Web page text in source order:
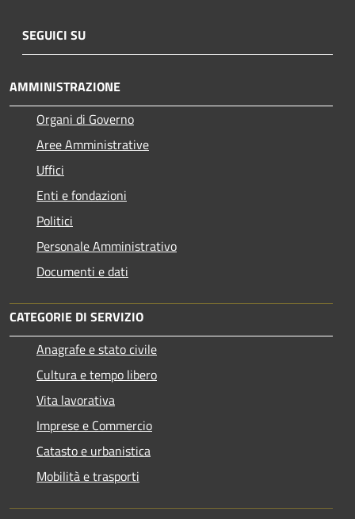
SEGUICI SU
AMMINISTRAZIONE
Organi di Governo
Aree Amministrative
Uffici
Enti e fondazioni
Politici
Personale Amministrativo
Documenti e dati
CATEGORIE DI SERVIZIO
Anagrafe e stato civile
Cultura e tempo libero
Vita lavorativa
Imprese e Commercio
Catasto e urbanistica
Mobilità e trasporti